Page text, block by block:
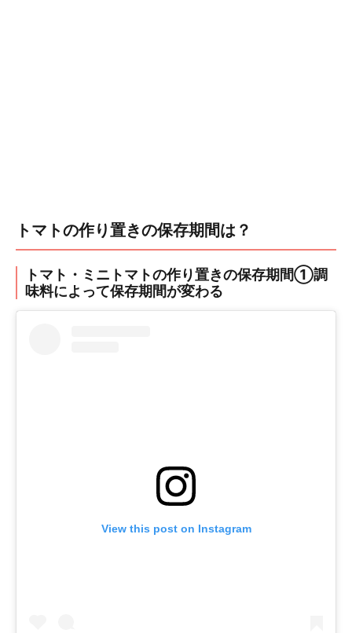
トマトの作り置きの保存期間は？
トマト・ミニトマトの作り置きの保存期間①調
味料によって保存期間が変わる
View this post on Instagram